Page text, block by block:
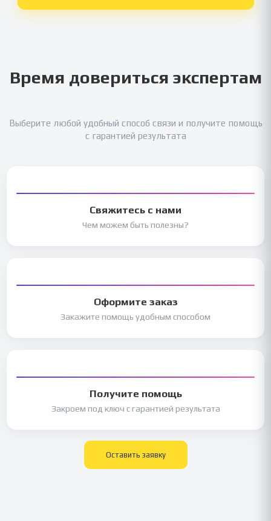
Время довериться экспертам
Выберите любой удобный способ связи и получите помощь
с гарантией результата
Свяжитесь с нами
Чем можем быть полезны?
Оформите заказ
Закажите помощь удобным способом
Получите помощь
Закроем под ключ с гарантией результата
Оставить заявку